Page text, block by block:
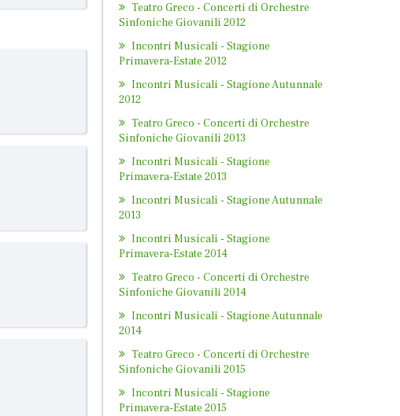
Teatro Greco - Concerti di Orchestre
Sinfoniche Giovanili 2012
Incontri Musicali - Stagione
Primavera-Estate 2012
Incontri Musicali - Stagione Autunnale
2012
Teatro Greco - Concerti di Orchestre
Sinfoniche Giovanili 2013
Incontri Musicali - Stagione
Primavera-Estate 2013
Incontri Musicali - Stagione Autunnale
2013
Incontri Musicali - Stagione
Primavera-Estate 2014
Teatro Greco - Concerti di Orchestre
Sinfoniche Giovanili 2014
Incontri Musicali - Stagione Autunnale
2014
Teatro Greco - Concerti di Orchestre
Sinfoniche Giovanili 2015
Incontri Musicali - Stagione
Primavera-Estate 2015